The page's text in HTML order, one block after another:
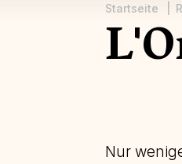
Startseite
Nur